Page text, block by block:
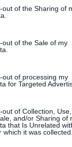
out of the Sharing of
out of the Sale of my
out of processing my
for Targeted
of Collection, Use,
and/or Sharing of
that Is Unrelated
which it was collected.
nusimato karštas:
stotelę įsirėžęs